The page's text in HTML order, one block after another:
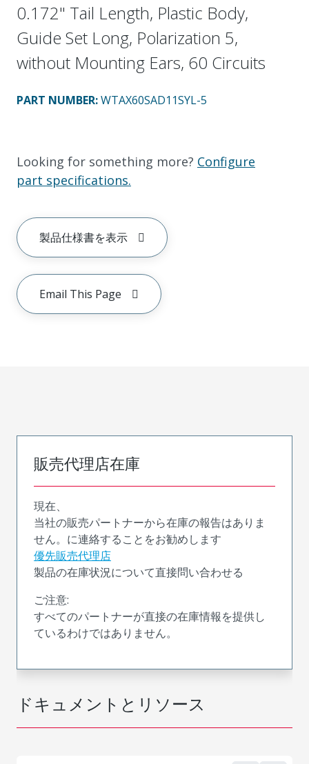
0.172" Tail Length, Plastic Body,
Guide Set Long, Polarization 5,
without Mounting Ears, 60 Circuits
PART NUMBER:WTAX60SAD11SYL-5
Looking for something more? Configure
part specifications.
製品仕様書を表示
Email This Page
ドキュメントとリソース
販売代理店在庫
現在、
当社の販売パートナーから在庫の報告はありま
せん。に連絡することをお勧めします
優先販売代理店
製品の在庫状況について直接問い合わせる
ご注意:
すべてのパートナーが直接の在庫情報を提供し
ているわけではありません。